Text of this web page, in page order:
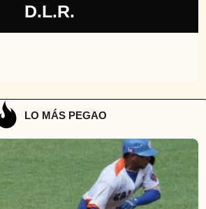
D.L.R.
LO MÁS PEGAO